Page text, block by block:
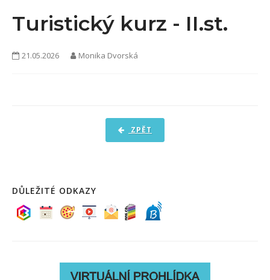
ŠKOLNÍ JÍDELNA
KONTAKTY
Turistický kurz - II.st.
21.05.2026 Monika Dvorská
ZPĚT
DŮLEŽITÉ ODKAZY